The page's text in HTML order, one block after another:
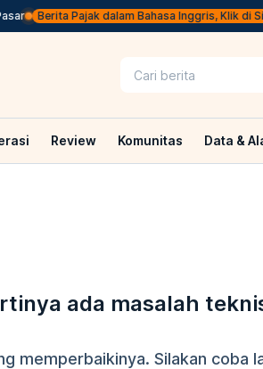
Berita Pajak dalam Bahasa Inggris, Klik di Sini
Review Komunitas Data &
ada masalah
memperbaikinya. Silakan coba